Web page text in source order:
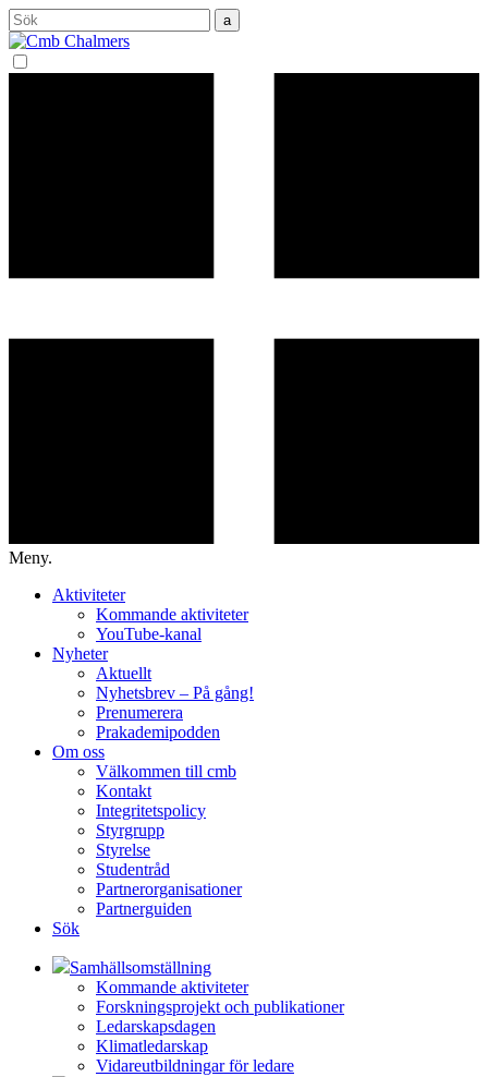
Sök
efter:
Meny.
Aktiviteter
Kommande aktiviteter
YouTube-kanal
Nyheter
Aktuellt
Nyhetsbrev – På gång!
Prenumerera
Prakademipodden
Om oss
Välkommen till cmb
Kontakt
Integritetspolicy
Styrgrupp
Styrelse
Studentråd
Partnerorganisationer
Partnerguiden
Sök
Samhällsomställning
Kommande aktiviteter
Forskningsprojekt och publikationer
Ledarskapsdagen
Klimatledarskap
Vidareutbildningar för ledare